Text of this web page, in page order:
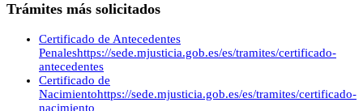
Trámites más solicitados
Certificado de Antecedentes
Penaleshttps://sede.mjusticia.gob.es/es/tramites/certificado-
antecedentes
Certificado de
Nacimientohttps://sede.mjusticia.gob.es/es/tramites/certificado-
nacimiento